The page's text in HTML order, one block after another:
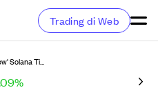
Trading di Web
Upgrade 'Alpenglow' Solana Tingkatkan Kecepatan Dan Keandalan, Bisa Hadir Kuartal Depan